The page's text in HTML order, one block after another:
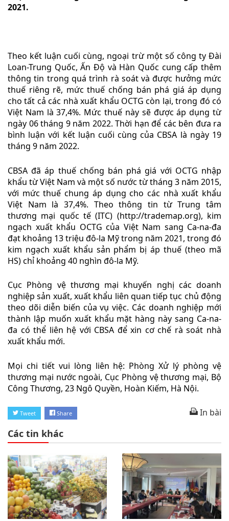
2021.
Theo kết luận cuối cùng, ngoại trừ một số công ty Đài
Loan-Trung Quốc, Ấn Độ và Hàn Quốc cung cấp thêm
thông tin trong quá trình rà soát và được hưởng mức
thuế riêng rẽ, mức thuế chống bán phá giá áp dụng
cho tất cả các nhà xuất khẩu OCTG còn lại, trong đó có
Việt Nam là 37,4%. Mức thuế này sẽ được áp dụng từ
ngày 06 tháng 9 năm 2022. Thời hạn để các bên đưa ra
bình luận với kết luận cuối cùng của CBSA là ngày 19
tháng 9 năm 2022.
CBSA đã áp thuế chống bán phá giá với OCTG nhập
khẩu từ Việt Nam và một số nước từ tháng 3 năm 2015,
với mức thuế chung áp dụng cho các nhà xuất khẩu
Việt Nam là 37,4%. Theo thông tin từ Trung tâm
thương mại quốc tế (ITC) (http://trademap.org), kim
ngạch xuất khẩu OCTG của Việt Nam sang Ca-na-đa
đạt khoảng 13 triệu đô-la Mỹ trong năm 2021, trong đó
kim ngạch xuất khẩu sản phẩm bị áp thuế (theo mã
HS) chỉ khoảng 40 nghìn đô-la Mỹ.
Cục Phòng vệ thương mại khuyến nghị các doanh
nghiệp sản xuất, xuất khẩu liên quan tiếp tục chủ động
theo dõi diễn biến của vụ việc. Các doanh nghiệp mới
thành lập muốn xuất khẩu mặt hàng này sang Ca-na-
đa có thể liên hệ với CBSA để xin cơ chế rà soát nhà
xuất khẩu mới.
Mọi chi tiết vui lòng liên hệ: Phòng Xử lý phòng vệ
thương mại nước ngoài, Cục Phòng vệ thương mại, Bộ
Công Thương, 23 Ngô Quyền, Hoàn Kiếm, Hà Nội.
In bài
Tweet Share
Các tin khác